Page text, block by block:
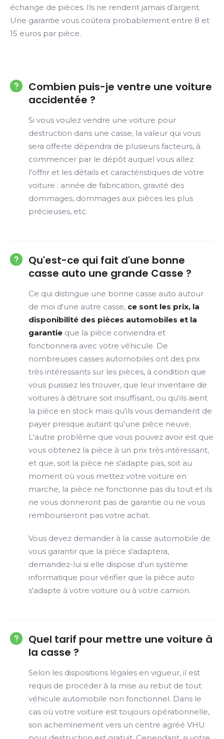
échange de pièces. Ils ne rendent jamais d’argent.
Une garantie vous coûtera probablement entre 8 et
15 euros par pièce.
Combien puis-je ventre une voiture
accidentée ?
Si vous voulez vendre une voiture pour
destruction dans une casse, la valeur qui vous
sera offerte dépendra de plusieurs facteurs, à
commencer par le dépôt auquel vous allez
l'offrir et les détails et caractéristiques de votre
voiture : année de fabrication, gravité des
dommages, dommages aux pièces les plus
précieuses, etc.
Qu'est-ce qui fait d'une bonne
casse auto une grande Casse ?
Ce qui distingue une bonne casse auto autour
de moi d'une autre casse, ce sont les prix, la
disponibilité des pièces automobiles et la
garantie que la pièce conviendra et
fonctionnera avec votre véhicule. De
nombreuses casses automobiles ont des prix
très intéressants sur les pièces, à condition que
vous puissiez les trouver, que leur inventaire de
voitures à détruire soit insuffisant, ou qu'ils aient
la pièce en stock mais qu'ils vous demandent de
payer presque autant qu'une pièce neuve.
L'autre problème que vous pouvez avoir est que
vous obtenez la pièce à un prix très intéressant,
et que, soit la pièce ne s'adapte pas, soit au
moment où vous mettez votre voiture en
marche, la pièce ne fonctionne pas du tout et ils
ne vous donneront pas de garantie ou ne vous
rembourseront pas votre achat.
Vous devez demander à la casse automobile de
vous garantir que la pièce s'adaptera,
demandez-lui si elle dispose d'un système
informatique pour vérifier que la pièce auto
s'adapte à votre voiture ou à votre camion.
Quel tarif pour mettre une voiture à
la casse ?
Selon les dispositions légales en vigueur, il est
requis de procéder à la mise au rebut de tout
véhicule automobile non fonctionnel. Dans le
cas où votre voiture est toujours opérationnelle,
son acheminement vers un centre agréé VHU